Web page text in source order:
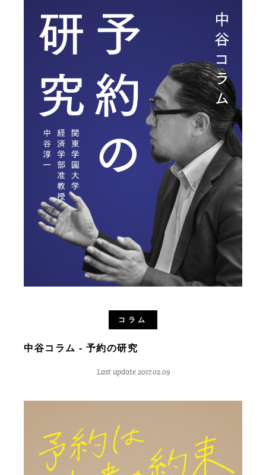
コラム
中谷コラム - 予約の研究
Last update 2017.02.09